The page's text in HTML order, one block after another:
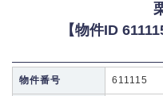
【物件ID
物件番号 611115